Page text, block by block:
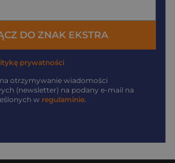
DO ZNAK EKSTRA
prywatności
otrzymywanie wiadomości
(newsletter) na podany e-mail na
w regulaminie